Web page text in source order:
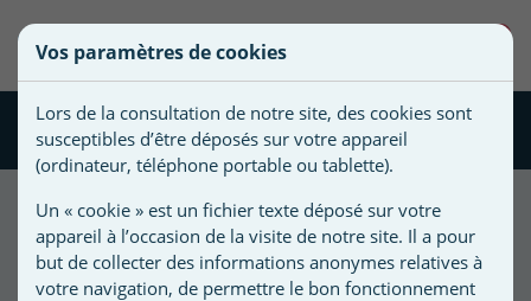
Brominateur
6produit(s) trié(s) par :
Meilleures ventes
Créer une nouvelle liste
une
liste
Nom de
d'envies
((confirmMessage))
Vous
devez
être
connecté
pour
ajouter
des
produits
à
Vos paramètres de cookies
Lors de la consultation de notre site, des cookies sont
susceptibles d’être déposés sur votre appareil
(ordinateur, téléphone portable ou tablette).
Un « cookie » est un fichier texte déposé sur votre
appareil à l’occasion de la visite de notre site. Il a pour
but de collecter des informations anonymes relatives à
votre navigation, de permettre le bon fonctionnement